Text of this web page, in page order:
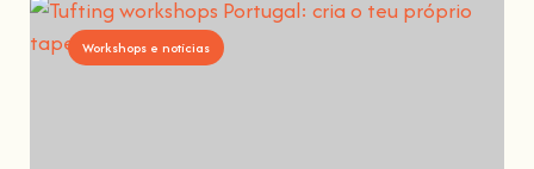
Workshops e notícias